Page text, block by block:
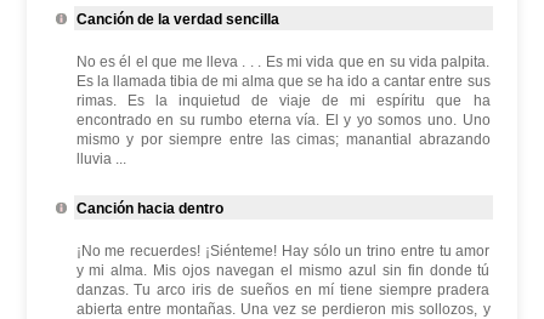
Canción de la verdad sencilla
No es él el que me lleva . . . Es mi vida que en su vida palpita.
Es la llamada tibia de mi alma que se ha ido a cantar entre sus
rimas. Es la inquietud de viaje de mi espíritu que ha
encontrado en su rumbo eterna vía. El y yo somos uno. Uno
mismo y por siempre entre las cimas; manantial abrazando
lluvia ...
Canción hacia dentro
¡No me recuerdes! ¡Siénteme! Hay sólo un trino entre tu amor
y mi alma. Mis ojos navegan el mismo azul sin fin donde tú
danzas. Tu arco iris de sueños en mí tiene siempre pradera
abierta entre montañas. Una vez se perdieron mis sollozos, y